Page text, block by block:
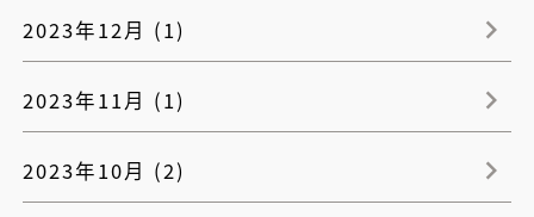
2023年12月 (1)
2023年11月 (1)
2023年10月 (2)